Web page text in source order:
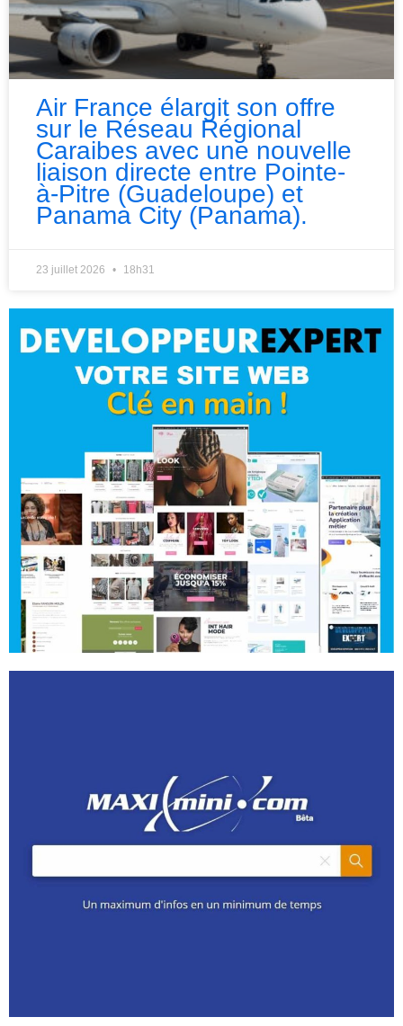
Air France élargit son offre
sur le Réseau Régional
Caraibes avec une nouvelle
liaison directe entre Pointe-
à-Pitre (Guadeloupe) et
Panama City (Panama).
23 juillet 2026 18h31